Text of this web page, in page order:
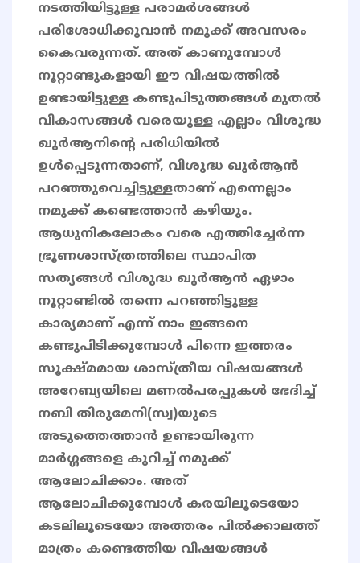
നടത്തിയിട്ടുള്ള പരാമർശങ്ങൾ
പരിശോധിക്കുവാൻ നമുക്ക് അവസരം
കൈവരുന്നത്. അത് കാണുമ്പോൾ
നൂറ്റാണ്ടുകളായി ഈ വിഷയത്തിൽ
ഉണ്ടായിട്ടുള്ള കണ്ടുപിടുത്തങ്ങൾ മുതൽ
വികാസങ്ങൾ വരെയുള്ള എല്ലാം വിശുദ്ധ
ഖുർആനിന്റെ പരിധിയിൽ
ഉൾപ്പെടുന്നതാണ്, വിശുദ്ധ ഖുർആൻ
പറഞ്ഞുവെച്ചിട്ടുള്ളതാണ് എന്നെല്ലാം
നമുക്ക് കണ്ടെത്താൻ കഴിയും.
ആധുനികലോകം വരെ എത്തിച്ചേർന്ന
ഭ്രൂണശാസ്ത്രത്തിലെ സ്ഥാപിത
സത്യങ്ങൾ വിശുദ്ധ ഖുർആൻ ഏഴാം
നൂറ്റാണ്ടിൽ തന്നെ പറഞ്ഞിട്ടുള്ള
കാര്യമാണ് എന്ന് നാം ഇങ്ങനെ
കണ്ടുപിടിക്കുമ്പോൾ പിന്നെ ഇത്തരം
സൂക്ഷ്മമായ ശാസ്ത്രീയ വിഷയങ്ങൾ
അറേബ്യയിലെ മണൽപരപ്പുകൾ ഭേദിച്ച്
നബി തിരുമേനി(സ്വ)യുടെ
അടുത്തെത്താൻ ഉണ്ടായിരുന്ന
മാർഗ്ഗങ്ങളെ കുറിച്ച് നമുക്ക്
ആലോചിക്കാം. അത്
ആലോചിക്കുമ്പോൾ കരയിലൂടെയോ
കടലിലൂടെയോ അത്തരം പിൽക്കാലത്ത്
മാത്രം കണ്ടെത്തിയ വിഷയങ്ങൾ